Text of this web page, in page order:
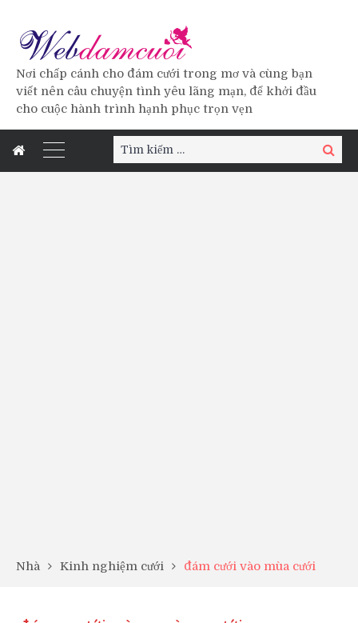
Nơi chấp cánh cho đám cưới trong mơ và cùng bạn
viết nên câu chuyện tình yêu lãng mạn, để khởi đầu
cho cuộc hành trình hạnh phục trọn vẹn
Tìm
kiếm:
Tìm
kiếm
Nhà Kinh nghiệm cưới đám cưới vào mùa cưới